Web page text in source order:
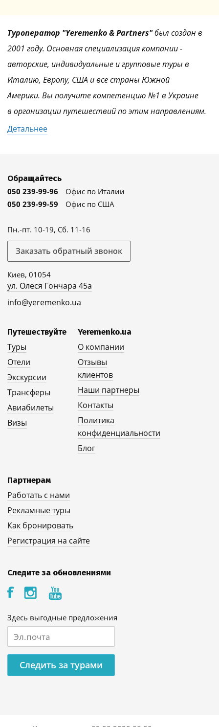
Туроператор "Yeremenko & Partners"был создан в
2001 году. Основная специализация компании -
авторские, индивидуальные и групповые туры в
Италию, Европу, США и все страны Южной
Америки. Вы получите компетенцию №1 в Украине
в организации путешествий по этим направлениям.
Детальнее
Обращайтесь
050 239-99-96
Офис по Италии
050 239-99-59
Офис по США
Пн.-пт. 10-19, Сб. 11-16
Заказать обратный звонок
Киев, 01054
ул. Олеся Гончара 45а
info@yeremenko.ua
Путешествуйте
Туры
Отели
Экскурсии
Трансферы
Авиабилеты
Визы
Yeremenko.ua
О компании
Отзывы
клиентов
Наши партнеры
Контакты
Политика
конфиденциальности
Блог
Партнерам
Работать с нами
Рекламные туры
Как бронировать
Регистрация на сайте
Следите за обновлениями
Здесь выгодные предложения
Следить за турами